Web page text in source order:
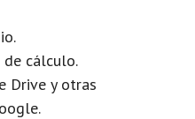
de cálculo.
Drive y otras